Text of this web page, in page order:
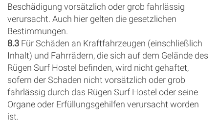
Beschädigung vorsätzlich oder grob fahrlässig
verursacht. Auch hier gelten die gesetzlichen
Bestimmungen.
8.3 Für Schäden an Kraftfahrzeugen (einschließlich
Inhalt) und Fahrrädern, die sich auf dem Gelände des
Rügen Surf Hostel befinden, wird nicht gehaftet,
sofern der Schaden nicht vorsätzlich oder grob
fahrlässig durch das Rügen Surf Hostel oder seine
Organe oder Erfüllungsgehilfen verursacht worden
ist.